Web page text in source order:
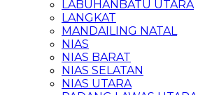
LABUHANBATU UTARA
LANGKAT
MANDAILING NATAL
NIAS
NIAS BARAT
NIAS SELATAN
NIAS UTARA